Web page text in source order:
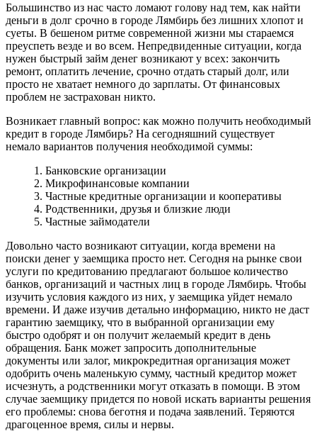
Большинство из нас часто ломают голову над тем, как найти
деньги в долг срочно в городе Лямбирь без лишних хлопот и
суеты. В бешеном ритме современной жизни мы стараемся
преуспеть везде и во всем. Непредвиденные ситуации, когда
нужен быстрый займ денег возникают у всех: закончить
ремонт, оплатить лечение, срочно отдать старый долг, или
просто не хватает немного до зарплаты. От финансовых
проблем не застрахован никто.
Возникает главный вопрос: как можно получить необходимый
кредит в городе Лямбирь? На сегодняшний существует
немало вариантов получения необходимой суммы:
1. Банковские организации
2. Микрофинансовые компании
3. Частные кредитные организации и кооперативы
4. Родственники, друзья и близкие люди
5. Частные займодатели
Довольно часто возникают ситуации, когда времени на
поиски денег у заемщика просто нет. Сегодня на рынке свои
услуги по кредитованию предлагают большое количество
банков, организаций и частных лиц в городе Лямбирь. Чтобы
изучить условия каждого из них, у заемщика уйдет немало
времени. И даже изучив детально информацию, никто не даст
гарантию заемщику, что в выбранной организации ему
быстро одобрят и он получит желаемый кредит в день
обращения. Банк может запросить дополнительные
документы или залог, микрокредитная организация может
одобрить очень маленькую сумму, частный кредитор может
исчезнуть, а родственники могут отказать в помощи. В этом
случае заемщику придется по новой искать варианты решения
его проблемы: снова беготня и подача заявлений. Теряются
драгоценное время, силы и нервы.